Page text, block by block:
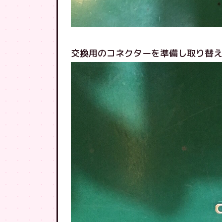
交換用のコネクターを準備し取り替